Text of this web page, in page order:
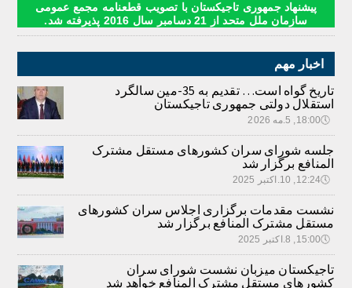
پیشنهاد جمهوری تاجیکستان با تصویب قطعنامه مجمع عمومی
سازمان ملل متحد از 21 دسامبر سال 2016 پذیرفته شد.
اخبار مهم
تاریخ گواه است… تقدیم به 35-مین سالگرد
استقلال دولتی جمهوری تاجیکستان
🕔18:00, 5.مه 2026
جلسه شورای سران کشورهای مستقل مشترک
المنافع برگزار شد
🕔12:24, 10.اکتبر 2025
نشست مقدمات برگزاری اجلاس سران کشورهای
مستقل مشترک المنافع برگزار شد
🕔15:00, 8.اکتبر 2025
تاجیکستان میزبان نشست شورای سران
کشورهای مستقل مشترک المنافع خواهد شد